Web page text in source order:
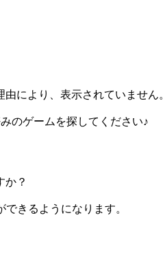
により、表示されていません。
のゲームを探してください♪
か？
きるようになります。